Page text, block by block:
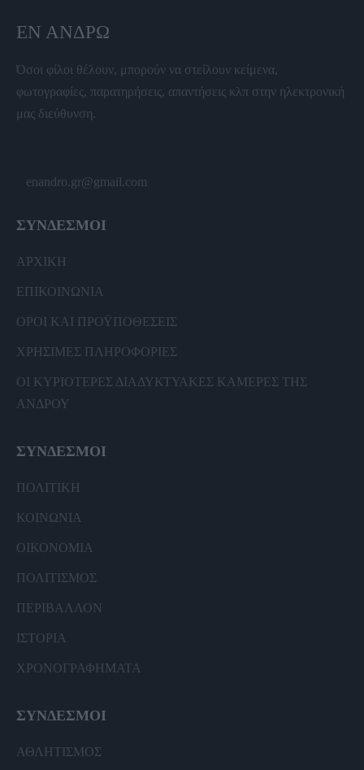
ΕΝ ΆΝΔΡΩ
Όσοι φίλοι θέλουν, μπορούν να στείλουν κείμενα,
φωτογραφίες, παρατηρήσεις, απαντήσεις κλπ στην ηλεκτρονική
μας διεύθυνση.
enandro.gr@gmail.com
ΣΥΝΔΕΣΜΟΙ
ΑΡΧΙΚΗ
ΕΠΙΚΟΙΝΩΝΙΑ
ΟΡΟΙ ΚΑΙ ΠΡΟΫΠΟΘΕΣΕΙΣ
ΧΡΗΣΙΜΕΣ ΠΛΗΡΟΦΟΡΙΕΣ
ΟΙ ΚΥΡΙΟΤΕΡΕΣ ΔΙΑΔΥΚΤΥΑΚΕΣ ΚΑΜΕΡΕΣ ΤΗΣ
ΑΝΔΡΟΥ
ΣΥΝΔΕΣΜΟΙ
ΠΟΛΙΤΙΚΗ
ΚΟΙΝΩΝΙΑ
ΟΙΚΟΝΟΜΙΑ
ΠΟΛΙΤΙΣΜΟΣ
ΠΕΡΙΒΑΛΛΟΝ
ΙΣΤΟΡΙΑ
ΧΡΟΝΟΓΡΑΦΗΜΑΤΑ
ΣΥΝΔΕΣΜΟΙ
ΑΘΛΗΤΙΣΜΟΣ